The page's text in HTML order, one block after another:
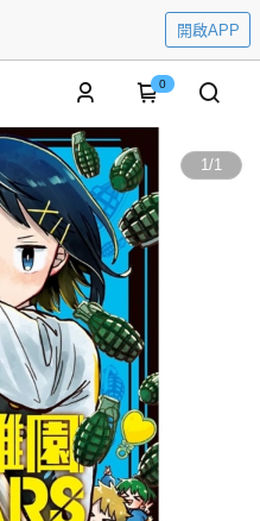
開啟APP
0
1/1